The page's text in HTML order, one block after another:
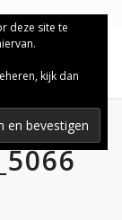
deze site te
kijk dan